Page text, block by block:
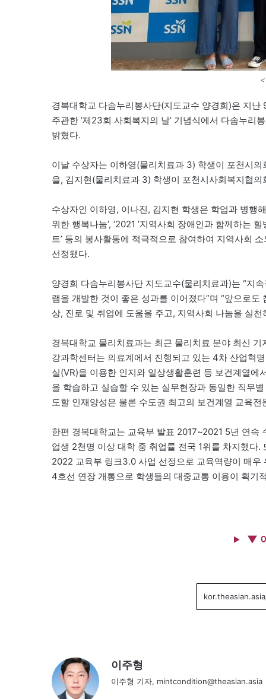
경복대학교 다솜누리봉사단(지도교수 양경희)은 지
주관한 ‘제23회 사회복지의 날’ 기념식에서 다솜누
밝혔다.
이날 수상자는 이하영(물리치료과 3) 학생이 포천시
을, 김지현(물리치료과 3) 학생이 포천시사회복지협
수상자인 이하영, 이나진, 김지현 학생은 학업과 병행
위한 행복나눔’, ‘2021 ’지역사회 장애인과 함께하는
트’ 등의 봉사활동에 적극적으로 참여하여 지역사회
선정됐다.
양경희 다솜누리봉사단 지도교수(물리치료과)는 “지
램을 개발한 것이 좋은 성과를 이어졌다”며 “앞으로
상, 진로 및 취업에 도움을 주고, 지역사회 나눔을 실
경복대학교 물리치료과는 최근 물리치료 분야 최신
강과학센터는 의료계에서 진행되고 있는 4차 산업혁
실(VR)을 이용한 인지와 일상생활훈련 등 보건계열
을 학습하고 실습할 수 있는 실무현장과 동일한 직무
도할 인재양성은 물론 수도권 최고의 보건계열 교육
한편 경복대학교는 교육부 발표 2017~2021 5년 연
업생 2천명 이상 대학 중 취업률 전국 1위를 차지했다.
2022 교육부 링크3.0 사업 선정으로 교육역량이 매
4호선 연장 개통으로 학생들의 대중교통 이용이 획기
▼
이주형
이주형 기자, mintcondition@theasian.asia